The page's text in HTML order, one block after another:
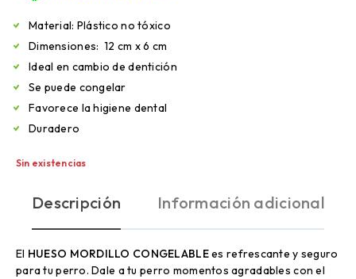
Material: Plástico no tóxico
Dimensiones: 12 cm x 6 cm
Ideal en cambio de dentición
Se puede congelar
Favorece la higiene dental
Duradero
Sin existencias
Descripción Información adicional
El HUESO MORDILLO CONGELABLEes refrescante y seguro
para tu perro. Dale a tu perro momentos agradables con el